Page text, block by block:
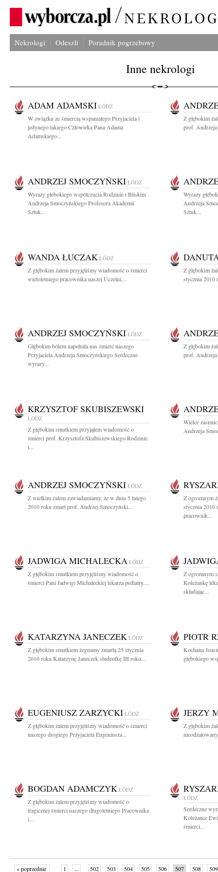
Nekrologi Odeszli Poradnik pogrzebowy
Inne nekrologi
ADAM ADAMSKI ŁÓDŹ
W związku ze śmiercią wspaniałego Przyjaciela i
jedynego takiego Człowieka Pana Adama
Adamskiego...
Z głębokim
prof.
ANDRZEJ SMOCZYŃSKI ŁÓDŹ
Wyrazy głebokiego współczucia Rodzinie i Bliskim
Andrzeja Smoczyńskiego Profesora Akademii
Sztuk...
Wyrazy
Andrzeja
Sztuk...
WANDA ŁUCZAK ŁÓDŹ
Z głębokim żalem przyjęliśmy wiadomość o śmierci
wieloletniego pracownika naszej Uczelni,...
Z głębokim
stycznia 2010
ANDRZEJ SMOCZYŃSKI ŁÓDŹ
Głębokim bólem napełniła nas śmierć naszego
Przyjaciela Andrzeja Smoczyńskiego Serdeczne
wyrazy...
Z głębokim
prof.
KRZYSZTOF SKUBISZEWSKI
ŁÓDŹ
Z głębokim smutkiem przyjąłem wiadomość o
śmierci prof. Krzysztofa Skubiszewskiego Rodzinie
i...
Wielce
Andrzeja
ANDRZEJ SMOCZYŃSKI ŁÓDŹ
Z wielkim żalem zawiadamiamy, że w dniu 5 lutego
2010 roku zmarł prof. Andrzej Smoczyński...
Z ogromnym
stycznia 2010
pracownik...
JADWIGA MICHALECKA ŁÓDŹ
Z głębokim smutkiem przyjęliśmy wiadomość o
śmierci Pani Jadwigi Michaleckiej lekarza pediatry,...
Z ogromnym
Koleżankę
składając...
KATARZYNA JANECZEK ŁÓDŹ
Z głębokim smutkiem żegnamy zmarłą 25 stycznia
2010 roku Katarzynę Janeczek studentkę III roku...
PIOTR
Kochana
głębokiego
EUGENIUSZ ZARZYCKI ŁÓDŹ
Z głębokim żalem przyjęliśmy wiadomość o śmierci
naszego drogiego Przyjaciela Eugeniusza...
JERZY
Z głębokim
BOGDAN ADAMCZYK ŁÓDŹ
Z głębokim żalem przyjęliśmy wiadomość o
tragicznej śmierci naszego długoletniego Pracownika
i...
ŁÓDŹ
Serdeczne
Koleżance
śmierci...
« poprzednie 1 ... 502 503 504 505 506 507 508 509